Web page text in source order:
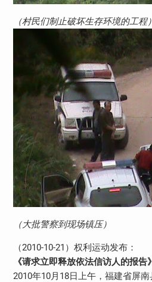
（村民们制止破坏生存环境的工程）
（大批警察到现场镇压）
（2010-10-21）权利运动发布：
《请求立即释放依法信访人的报告》
2010年10月18日上午，福建省屏南